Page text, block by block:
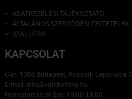
ADATKEZELÉSI TÁJÉKOZTATÓ
ÁLTALÁNOS SZERZŐDÉSI FELTÉTELEK
SZÁLLÍTÁS
KAPCSOLAT
Cím: 1053 Budapest, Kossuth Lajos utca 3.
E-mail: info@vandorfeny.hu
Nyitvatartás: H-Szo: 10:00-18:00